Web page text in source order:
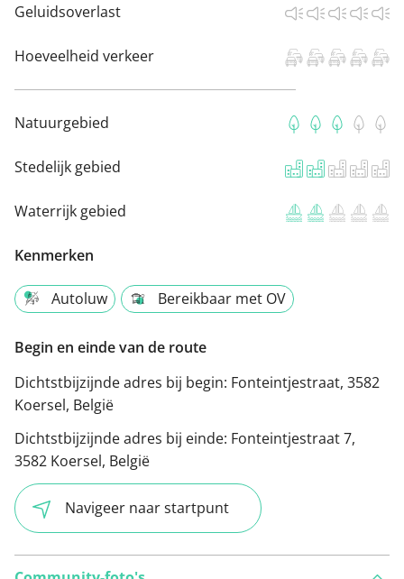
Geluidsoverlast
Hoeveelheid verkeer
Natuurgebied
Stedelijk gebied
Waterrijk gebied
Kenmerken
Autoluw Bereikbaar met OV
Begin en einde van de route
Dichtstbijzijnde adres bij begin: Fonteintjestraat, 3582
Koersel, België
Dichtstbijzijnde adres bij einde: Fonteintjestraat 7,
3582 Koersel, België
Navigeer naar startpunt